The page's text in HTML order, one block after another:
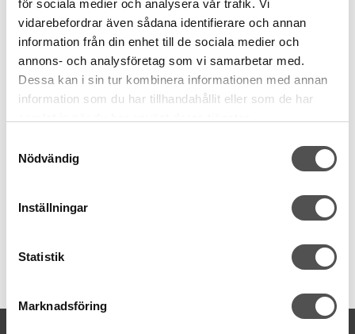
för sociala medier och analysera vår trafik. Vi
vidarebefordrar även sådana identifierare och annan
information från din enhet till de sociala medier och
annons- och analysföretag som vi samarbetar med.
Dessa kan i sin tur kombinera informationen med annan
information som du har tillhandahållit eller som de har
Nödvändig
Inställningar
Statistik
Marknadsföring
Organ
Lite tjockare nål
För vävda tyger
49 kr
Finns i lager